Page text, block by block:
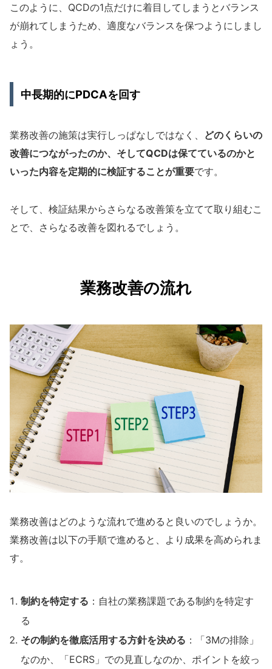
このように、QCDの1点だけに着目してしまうとバランス
が崩れてしまうため、適度なバランスを保つようにしまし
ょう。
中長期的にPDCAを回す
業務改善の施策は実行しっぱなしではなく、 どのくらいの
改善につながったのか、そしてQCDは保てているのかと
いった内容を定期的に検証することが重要です。
そして、検証結果からさらなる改善策を立てて取り組むこ
とで、さらなる改善を図れるでしょう。
業務改善の流れ
業務改善はどのような流れで進めると良いのでしょうか。
業務改善は以下の手順で進めると、より成果を高められま
す。
制約を特定する ：自社の業務課題である制約を特定す
る
その制約を徹底活用する方針を決める ：「3Mの排除」
なのか、「ECRS」での見直しなのか、ポイントを絞っ